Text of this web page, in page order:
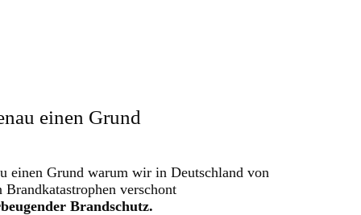
einen Grund
einen Grund warum wir in Deutschland von
Brandkatastrophen verschont
Brandschutz.